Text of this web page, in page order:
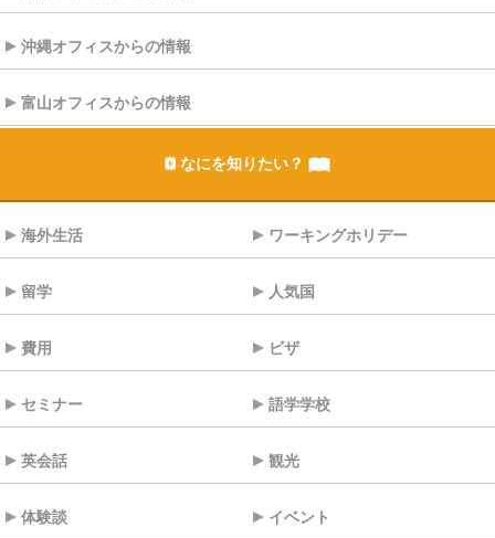
沖縄オフィスからの情報
富山オフィスからの情報
なにを知りたい？
海外生活 ワーキングホリデー
留学 人気国
費用 ビザ
セミナー 語学学校
英会話 観光
体験談 イベント